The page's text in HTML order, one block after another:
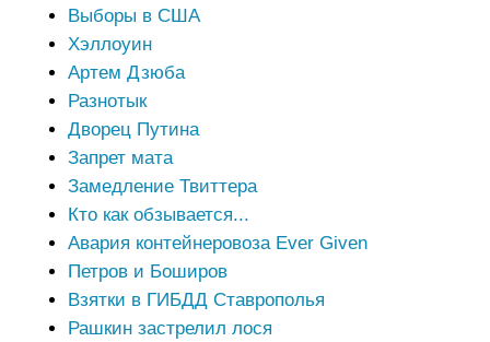
Выборы в США
Хэллоуин
Артем Дзюба
Разнотык
Дворец Путина
Запрет мата
Замедление Твиттера
Кто как обзывается...
Авария контейнеровоза Ever Given
Петров и Боширов
Взятки в ГИБДД Ставрополья
Рашкин застрелил лося